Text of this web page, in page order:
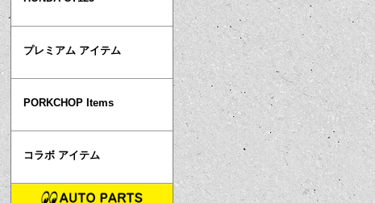
プレミアム アイテム
PORKCHOP Items
コラボ アイテム